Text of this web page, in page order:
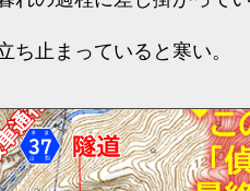
ち止まっていると寒い。